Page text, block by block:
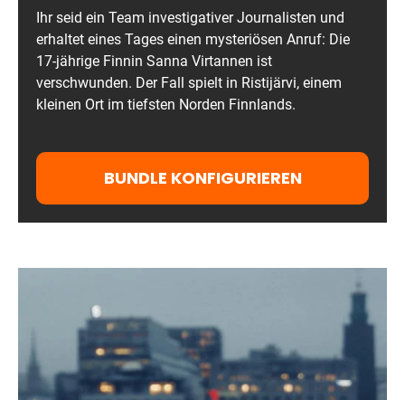
Ihr seid ein Team investigativer Journalisten und
erhaltet eines Tages einen mysteriösen Anruf: Die
17-jährige Finnin Sanna Virtannen ist
verschwunden. Der Fall spielt in Ristijärvi, einem
kleinen Ort im tiefsten Norden Finnlands.
BUNDLE KONFIGURIEREN